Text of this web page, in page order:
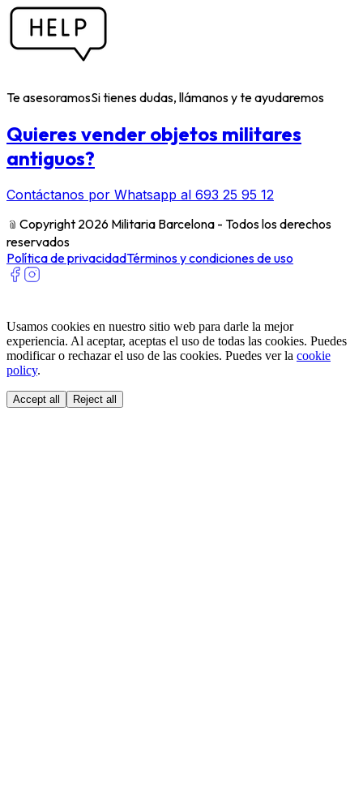
Te asesoramosSi tienes dudas, llámanos y te ayudaremos
Quieres vender objetos militares
antiguos?
Contáctanos por Whatsapp al 693 25 95 12
﹫ Copyright 2026 Militaria Barcelona - Todos los derechos
reservados
Política de privacidadTérminos y condiciones de uso
Usamos cookies en nuestro sitio web para darle la mejor
experiencia. Al aceptar, aceptas el uso de todas las cookies. Puedes
modificar o rechazar el uso de las cookies. Puedes ver la cookie
policy.
Accept all Reject all